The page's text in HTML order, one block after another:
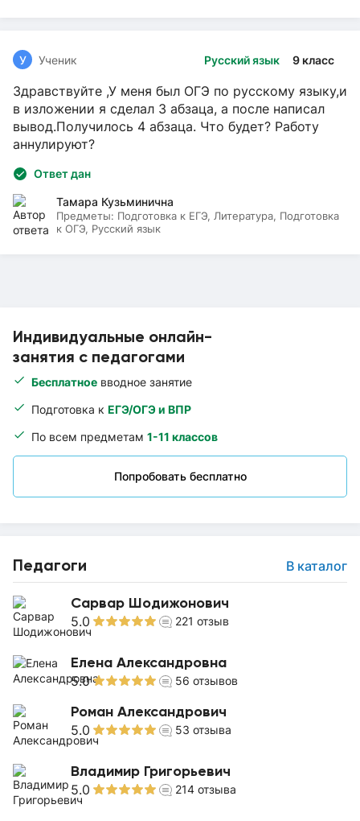
Индивидуальные онлайн-
занятия с педагогами
Бесплатное вводное занятие
Подготовка к ЕГЭ/ОГЭ и ВПР
По всем предметам 1-11 классов
Попробовать бесплатно
Педагоги В каталог
Сарвар Шодижонович
5.0 221 отзыв
Елена Александровна
5.0 56 отзывов
Роман Александрович
5.0 53 отзыва
Владимир Григорьевич
5.0 214 отзыва
Русский язык 9 класс
У Ученик
Здравствуйте ,У меня был ОГЭ по русскому языку,и
в изложении я сделал 3 абзаца, а после написал
вывод.Получилось 4 абзаца. Что будет? Работу
аннулируют?
Ответ дан
Тамара Кузьминична
Предметы: Подготовка к ЕГЭ, Литература, Подготовка
к ОГЭ, Русский язык